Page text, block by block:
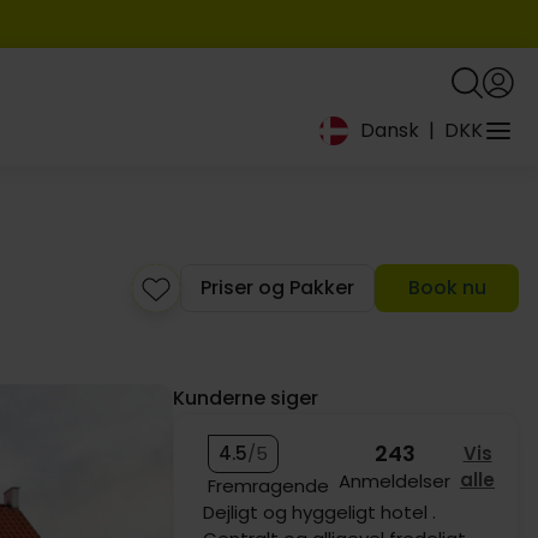
Dansk | DKK
Priser og Pakker
Book nu
Kunderne siger
4.5/5
Fremragende
243
Anmeldelser
Vis
alle
Rent og flot værelse. Dejlig